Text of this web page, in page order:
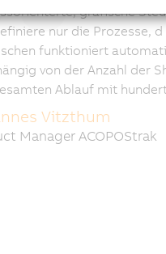
grafische
nur die Prozesse,
funktioniert
von der Anzahl der
Ablauf mit
Vitzthum
Manager ACOPOStrak